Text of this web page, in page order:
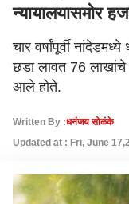
न्यायालयासमोर
चार वर्षांपूर्वी
छडा लावत 76
आले होते.
Written By :धनंजय सोळंके
Updated at : Fri, June